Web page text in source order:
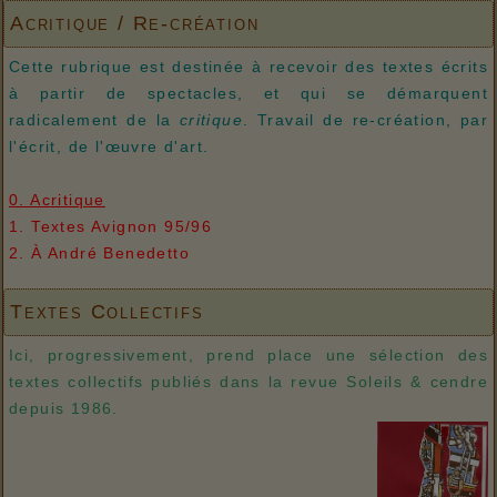
Acritique / Re-création
Cette rubrique est destinée à recevoir des textes écrits
à partir de spectacles, et qui se démarquent
radicalement de la critique . Travail de re-création, par
l'écrit, de l'œuvre d'art.
0. Acritique
1. Textes Avignon 95/96
2. À André Benedetto
Textes Collectifs
Ici, progressivement, prend place une sélection des
textes collectifs publiés dans la revue Soleils & cendre
depuis 1986.